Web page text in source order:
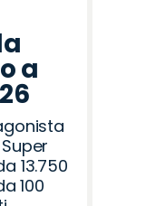
a
13.750
100